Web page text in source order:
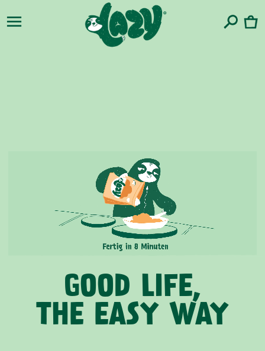
Inhalt
GOOD LIFE,
THE EASY WAY